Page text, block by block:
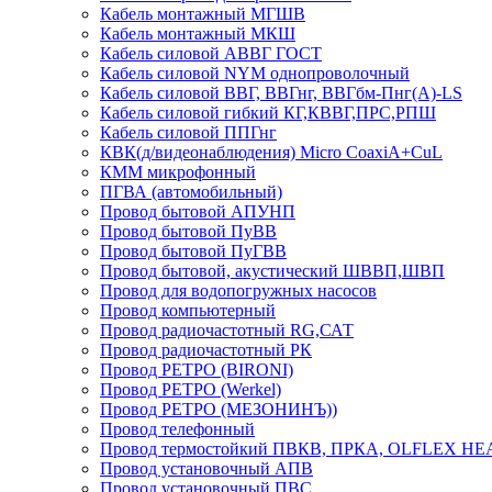
Кабель монтажный МГШВ
Кабель монтажный МКШ
Кабель силовой АВВГ ГОСТ
Кабель силовой NYM однопроволочный
Кабель силовой ВВГ, ВВГнг, ВВГбм-Пнг(А)-LS
Кабель силовой гибкий КГ,КВВГ,ПРС,РПШ
Кабель силовой ППГнг
КВК(д/видеонаблюдения) Micro CoaxiA+CuL
КММ микрофонный
ПГВА (автомобильный)
Провод бытовой АПУНП
Провод бытовой ПуВВ
Провод бытовой ПуГВВ
Провод бытовой, акустический ШВВП,ШВП
Провод для водопогружных насосов
Провод компьютерный
Провод радиочастотный RG,САТ
Провод радиочастотный РК
Провод РЕТРО (BIRONI)
Провод РЕТРО (Werkel)
Провод РЕТРО (МЕЗОНИНЪ))
Провод телефонный
Провод термостойкий ПВКВ, ПРКА, OLFLEX
Провод установочный АПВ